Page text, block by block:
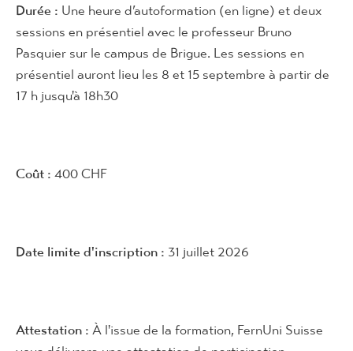
Durée : Une heure d’autoformation (en ligne) et deux
sessions en présentiel avec le professeur Bruno
Pasquier sur le campus de Brigue. Les sessions en
présentiel auront lieu les 8 et 15 septembre à partir de
17 h jusqu'à 18h30
Coût : 400 CHF
Date limite d'inscription : 31 juillet 2026
Attestation : À l'issue de la formation, FernUni Suisse